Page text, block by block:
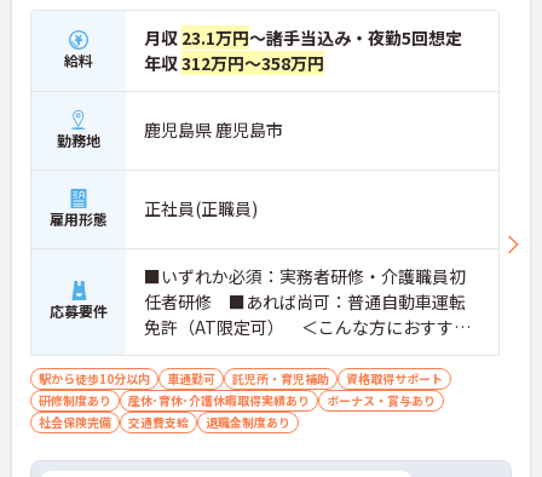
給料
月収 23.1万円～諸手当込み・夜勤5回想定
年収312万円～358万円
勤務地 鹿児島県 鹿児島市
雇用形態 正社員(正職員)
応募要件
■いずれか必須：実務者研修・介護職員初
任者研修 ■あれば尚可：普通自動車運転
免許（AT限定可） ＜こんな方におすすめ
＞ワークライフバランスを大切にしたいと
お考えの方、入居者様それぞれに合わせ
た、温かいケアを提供したい方、これまで
の介護分野でのご経験を有効に活用したい
方
駅から徒歩10分以内 車通勤可 託児所・育児補助
資格取得サポート
研修制度あり
産休･育休･介護休暇取得実績あり
ボーナス・賞与あり
社会保険完備
交通費支給 退職金制度あり